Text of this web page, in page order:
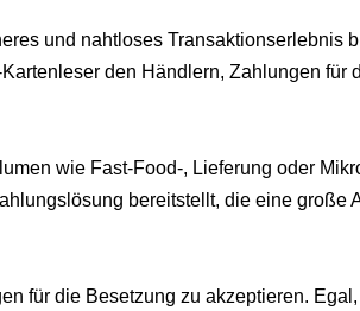
und nahtloses Transaktionserlebnis
den Händlern, Zahlungen für
wie Fast-Food-, Lieferung oder
bereitstellt, die eine große
für die Besetzung zu akzeptieren.